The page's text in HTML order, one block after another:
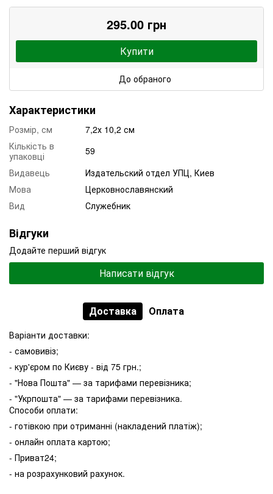
295.00 грн
Купити
До обраного
Характеристики
Розмір, см
7,2х 10,2 см
Кількість в
упаковці
59
Видавець
Издательский отдел УПЦ, Киев
Мова
Церковнославянский
Вид
Служебник
Відгуки
Додайте перший відгук
Написати відгук
Доставка Оплата
Варіанти доставки:
- самовивіз;
- кур'єром по Києву - від 75 грн.;
- "Нова Пошта" — за тарифами перевізника;
- "Укрпошта" — за тарифами перевізника.
Способи оплати:
- готівкою при отриманні (накладений платіж);
- онлайн оплата картою;
- Приват24;
- на розрахунковий рахунок.